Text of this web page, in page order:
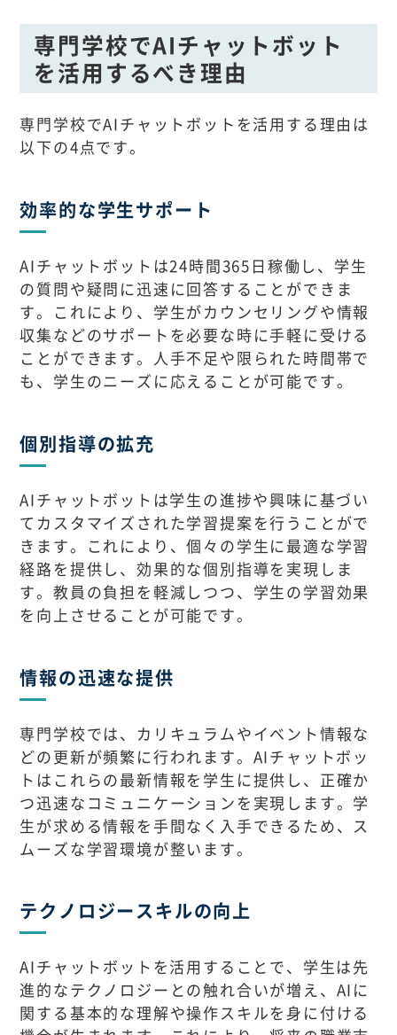
専門学校でAIチャットボット
を活用するべき理由
専門学校でAIチャットボットを活用する理由は
以下の4点です。
効率的な学生サポート
AIチャットボットは24時間365日稼働し、学生
の質問や疑問に迅速に回答することができま
す。これにより、学生がカウンセリングや情報
収集などのサポートを必要な時に手軽に受ける
ことができます。人手不足や限られた時間帯で
も、学生のニーズに応えることが可能です。
個別指導の拡充
AIチャットボットは学生の進捗や興味に基づい
てカスタマイズされた学習提案を行うことがで
きます。これにより、個々の学生に最適な学習
経路を提供し、効果的な個別指導を実現しま
す。教員の負担を軽減しつつ、学生の学習効果
を向上させることが可能です。
情報の迅速な提供
専門学校では、カリキュラムやイベント情報な
どの更新が頻繁に行われます。AIチャットボッ
トはこれらの最新情報を学生に提供し、正確か
つ迅速なコミュニケーションを実現します。学
生が求める情報を手間なく入手できるため、ス
ムーズな学習環境が整います。
テクノロジースキルの向上
AIチャットボットを活用することで、学生は先
進的なテクノロジーとの触れ合いが増え、AIに
関する基本的な理解や操作スキルを身に付ける